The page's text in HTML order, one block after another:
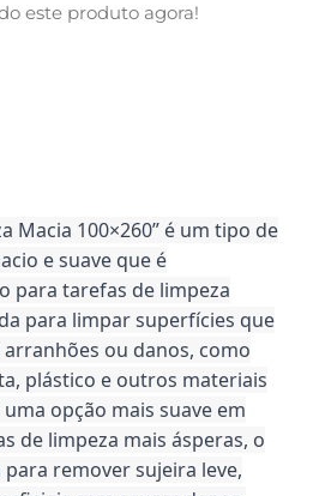
este produto agora!
Macia 100×260” é um tipo de
e suave que é
para tarefas de limpeza
para limpar superfícies que
ou danos, como
plástico e outros materiais
opção mais suave em
de limpeza mais ásperas, o
remover sujeira leve,